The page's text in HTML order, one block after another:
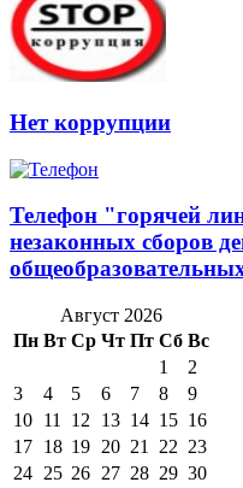
Нет коррупции
Телефон "горячей
незаконных сборов
Август 2026
Пн Вт Ср Чт Пт Сб Вс
1
2
3
4 5 6 7 8
9
10 11 12 13 14 15 16
17 18 19 20 21 22 23
24 25 26 27 28 29 30